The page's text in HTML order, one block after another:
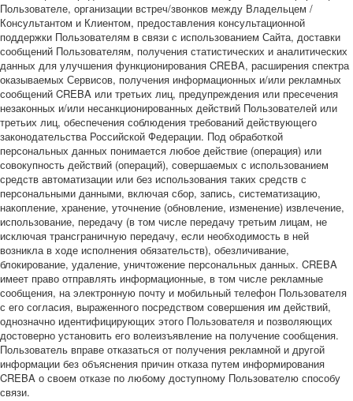
Пользователе, организации встреч/звонков между Владельцем /
Консультантом и Клиентом, предоставления консультационной
поддержки Пользователям в связи с использованием Сайта, доставки
сообщений Пользователям, получения статистических и аналитических
данных для улучшения функционирования CREBA, расширения спектра
оказываемых Сервисов, получения информационных и/или рекламных
сообщений CREBA или третьих лиц, предупреждения или пресечения
незаконных и/или несанкционированных действий Пользователей или
третьих лиц, обеспечения соблюдения требований действующего
законодательства Российской Федерации. Под обработкой
персональных данных понимается любое действие (операция) или
совокупность действий (операций), совершаемых с использованием
средств автоматизации или без использования таких средств с
персональными данными, включая сбор, запись, систематизацию,
накопление, хранение, уточнение (обновление, изменение) извлечение,
использование, передачу (в том числе передачу третьим лицам, не
исключая трансграничную передачу, если необходимость в ней
возникла в ходе исполнения обязательств), обезличивание,
блокирование, удаление, уничтожение персональных данных. CREBA
имеет право отправлять информационные, в том числе рекламные
сообщения, на электронную почту и мобильный телефон Пользователя
с его согласия, выраженного посредством совершения им действий,
однозначно идентифицирующих этого Пользователя и позволяющих
достоверно установить его волеизъявление на получение сообщения.
Пользователь вправе отказаться от получения рекламной и другой
информации без объяснения причин отказа путем информирования
CREBA о своем отказе по любому доступному Пользователю способу
связи.